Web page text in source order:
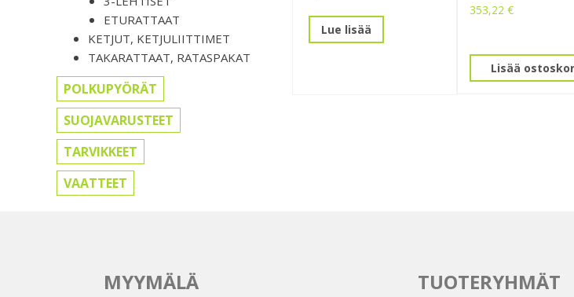
ETURATTAAT
KETJUT, KETJULIITTIMET
TAKARATTAAT, RATASPAKAT
POLKUPYÖRÄT
SUOJAVARUSTEET
TARVIKKEET
VAATTEET
Lue lisää
353,22 €
Lisää
MYYMÄLÄ TUOTERYHMÄT